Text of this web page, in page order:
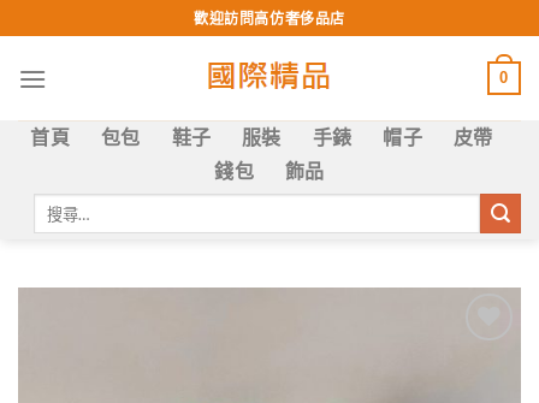
to
content
歡迎訪問高仿奢侈品店
0
首頁 包包 鞋子 服裝 手錶 帽子
皮帶
錢包
飾品